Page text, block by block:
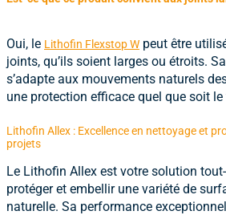
Oui, le Lithofin Flexstop W peut être
joints, qu’ils soient larges ou étroits.
s’adapte aux mouvements naturels
une protection efficace quel que soit
Lithofin Allex : Excellence en nettoyage et
projets
Le Lithofin Allex est votre solution
protéger et embellir une variété de
naturelle. Sa performance